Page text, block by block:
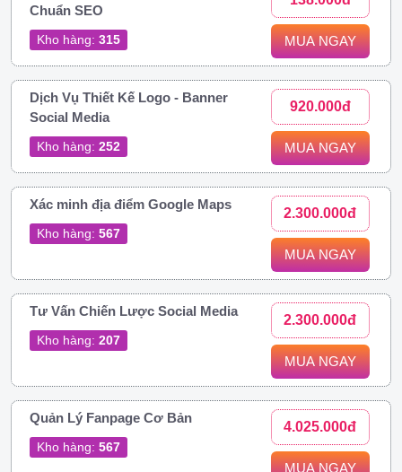
Chuẩn SEO
Kho hàng: 315 MUA NGAY
Dịch Vụ Thiết Kế Logo - Banner
Social Media
Kho hàng: 252
920.000đ
MUA NGAY
Xác minh địa điểm Google Maps
Kho hàng: 567
2.300.000đ
MUA NGAY
Tư Vấn Chiến Lược Social Media
Kho hàng: 207
2.300.000đ
MUA NGAY
Quản Lý Fanpage Cơ Bản
Kho hàng: 567
4.025.000đ
MUA NGAY